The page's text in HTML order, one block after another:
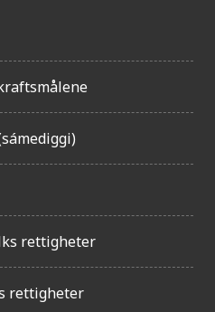
rettigheter
rettigheter